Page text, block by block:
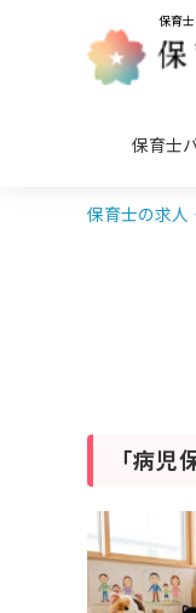
保育
保育士
保育士の求人
「病児